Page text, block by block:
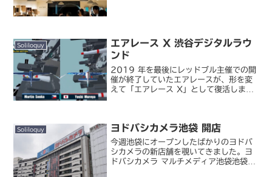
Soliloquy
エアレース X 渋谷デジタルラウ
ンド
2019 年を最後にレッドブル主催での開
催が終了していたエアレースが、形を変
えて「エアレース X」として復活しまし
て「Wor...
Soliloquy ヨドバシカメラ池袋 開店
今週池袋にオープンしたばかりのヨドバ
シカメラの新店舗を覗いてきました。ヨ
ドバシカメラ マルチメディア池袋池袋西